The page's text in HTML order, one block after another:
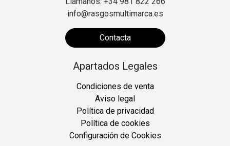
info@rasgosmultimarca.es
Contacta
Apartados Legales
Condiciones de venta
Aviso legal
Política de privacidad
Política de cookies
Configuración de Cookies